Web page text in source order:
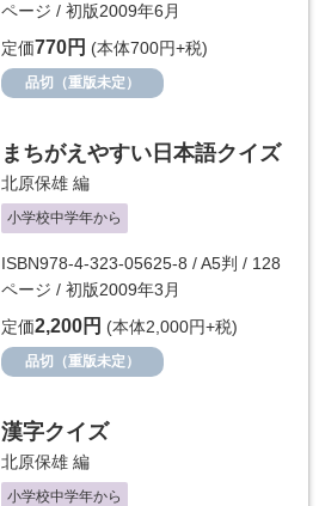
ページ / 初版2009年6月
定価770円 (本体700円+税)
品切（重版未定）
まちがえやすい日本語クイズ
北原保雄 編
小学校中学年から
ISBN978-4-323-05625-8 / A5判 / 128
ページ / 初版2009年3月
定価2,200円 (本体2,000円+税)
品切（重版未定）
漢字クイズ
北原保雄 編
小学校中学年から